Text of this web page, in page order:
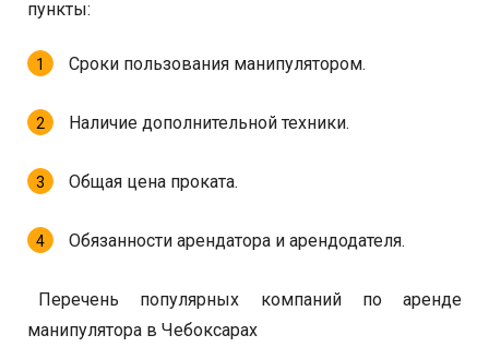
пункты:
Сроки пользования манипулятором.
Наличие дополнительной техники.
Общая цена проката.
Обязанности арендатора и арендодателя.
Перечень популярных компаний по аренде
манипулятора в Чебоксарах